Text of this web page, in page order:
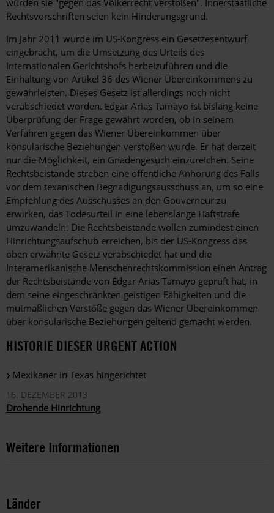
würden sie "gegen das Völkerrecht verstoßen". Innerstaatliche
Rechtsvorschriften seien kein Hinderungsgrund.
Im Jahr 2011 wurde im US-Kongress ein Gesetzesentwurf
eingebracht, um die Umsetzung des Urteils des
Internationalen Gerichtshofs herbeizuführen und die
Einhaltung von Artikel 36 des Wiener Übereinkommens zu
gewährleisten. Dieses Gesetz ist allerdings noch nicht
verabschiedet worden. Edgar Arias Tamayo ist bislang keine
Überprüfung der Frage gewährt worden, ob in seinem
Verfahren gegen das Wiener Übereinkommen über
konsularische Beziehungen verstoßen wurde. Er hat derzeit
nur die Möglichkeit, ein Gnadengesuch einzureichen. Seine
Rechtsbeistände streben eine öffentliche Anhörung des Falls
vor dem texanischen Begnadigungsausschuss an, um so eine
Empfehlung des Ausschusses an den Gouverneur zu
erwirken, das Todesurteil in eine lebenslange Haftstrafe
umzuwandeln. Die Rechtsbeistände wollen zumindest einen
Hinrichtungsaufschub erreichen, bis der US-Kongress das
oben erwähnte Gesetz verabschiedet hat und die
Interamerikanische Menschenrechtskommission einen Antrag
der Rechtsbeistände von Edgar Arias Tamayo geprüft hat, in
dem seine eingeschränkten geistigen Fähigkeiten und die
mutmaßlichen Verstöße gegen das Wiener Übereinkommen
über konsularische Beziehungen geltend gemacht werden.
HISTORIE DIESER URGENT ACTION
Mexikaner in Texas hingerichtet
16. DEZEMBER 2013
Drohende Hinrichtung
Weitere Informationen
Länder